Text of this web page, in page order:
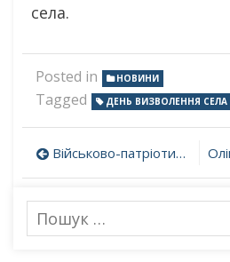
села.
Posted in НОВИНИ
Tagged ДЕНЬ ВИЗВОЛЕННЯ СЕЛА
Навігація
записів
Військово-патріотичний зліт
Пошук